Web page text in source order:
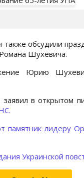
обсудили
Шухевича.
Юрию
в открытом
памятник лидеру
Украинской